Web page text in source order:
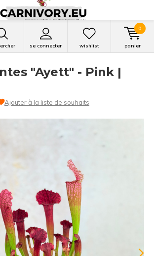
se connecter wishlist panier
0
"Ayett" - Pink |
Ajouter à la liste de souhaits